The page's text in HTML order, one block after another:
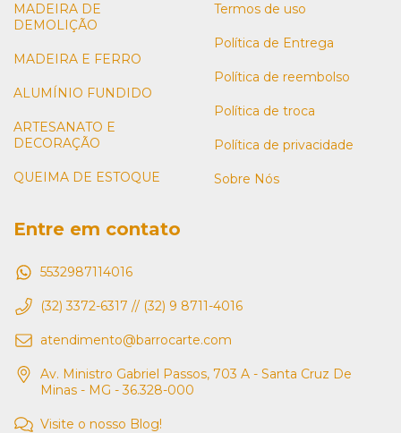
MADEIRA DE
DEMOLIÇÃO
MADEIRA E FERRO
ALUMÍNIO FUNDIDO
ARTESANATO E
DECORAÇÃO
QUEIMA DE ESTOQUE
Termos de uso
Política de Entrega
Política de reembolso
Política de troca
Política de privacidade
Sobre Nós
Entre em contato
5532987114016
(32) 3372-6317 // (32) 9 8711-4016
atendimento@barrocarte.com
Av. Ministro Gabriel Passos, 703 A - Santa Cruz De
Minas - MG - 36.328-000
Visite o nosso Blog!